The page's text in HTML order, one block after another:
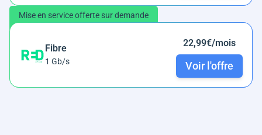
Mise en service offerte sur demande
Fibre
1 Gb/s
22,99€/mois
Voir l'offre